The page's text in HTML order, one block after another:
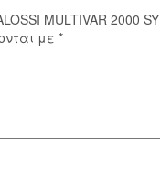
MULTIVAR 2000
με *